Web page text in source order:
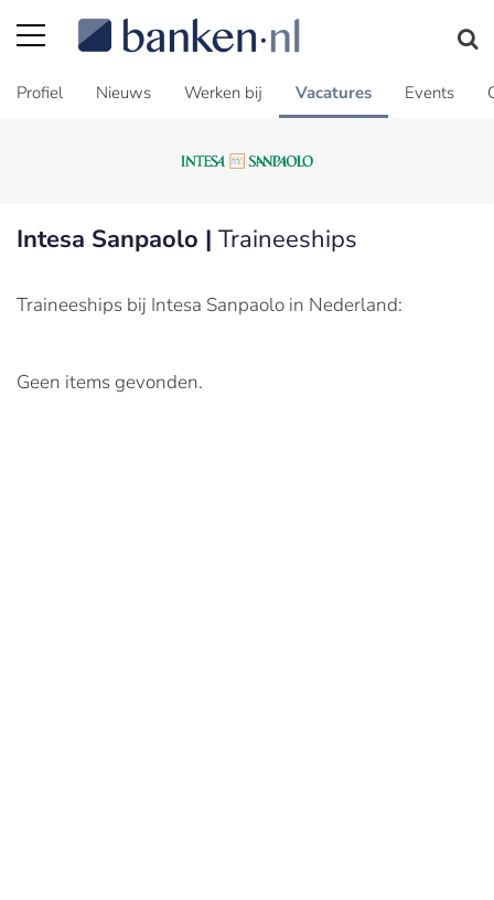
Profiel Nieuws Werken bij Vacatures Events
Intesa Sanpaolo | Traineeships
Traineeships bij Intesa Sanpaolo in Nederland:
Geen items gevonden.